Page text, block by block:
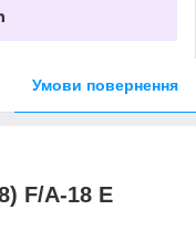
Умови повернення
F/A-18 E